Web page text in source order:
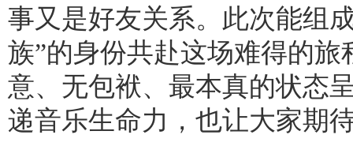
事又是好友关系。此次能组
族”的身份共赴这场难得的
意、无包袱、最本真的状态
递音乐生命力，也让大家期